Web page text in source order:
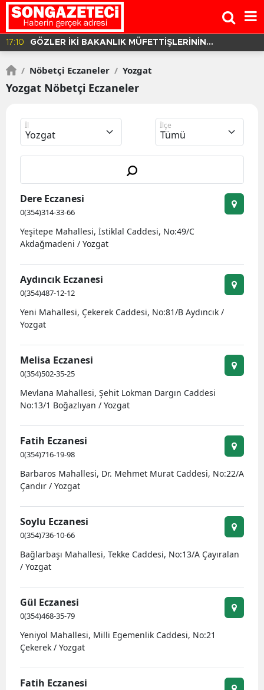
16:37
BALIKESİR'DE YOLCU OTOBÜSÜ DEVRİLDİ! 3 ÖLÜ 30
/ Nöbetçi Eczaneler / Yozgat
Yozgat Nöbetçi Eczaneler
İl İlçe
Dere Eczanesi
0(354)314-33-66
Yeşitepe Mahallesi, İstiklal Caddesi, No:49/C
Akdağmadeni / Yozgat
Aydıncık Eczanesi
0(354)487-12-12
Yeni Mahallesi, Çekerek Caddesi, No:81/B Aydıncık /
Yozgat
Melisa Eczanesi
0(354)502-35-25
Mevlana Mahallesi, Şehit Lokman Dargın Caddesi
No:13/1 Boğazlıyan / Yozgat
Fatih Eczanesi
0(354)716-19-98
Barbaros Mahallesi, Dr. Mehmet Murat Caddesi, No:22/A
Çandır / Yozgat
Soylu Eczanesi
0(354)736-10-66
Bağlarbaşı Mahallesi, Tekke Caddesi, No:13/A Çayıralan
/ Yozgat
Gül Eczanesi
0(354)468-35-79
Yeniyol Mahallesi, Milli Egemenlik Caddesi, No:21
Çekerek / Yozgat
Fatih Eczanesi